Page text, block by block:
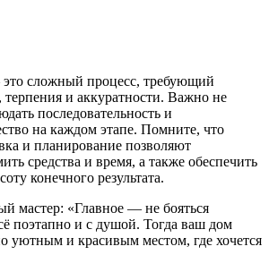
сложный процесс, требующий
терпения и аккуратности. Важно не
последовательность и
на каждом этапе. Помните, что
и планирование позволяют
средства и время, а также обеспечить
конечного результата.
мастер: «Главное — не бояться
поэтапно и с душой. Тогда ваш дом
уютным и красивым местом, где хочется